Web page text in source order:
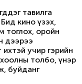
тавилга
кино үзэх,
тоглох, оройн
дээрээ
учир гэрийн
толбо, үнэр
буйданг